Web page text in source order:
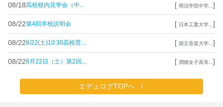
08/18高校校内見学会（中... [ 明治学院中学... ]
08/22第4回学校説明会 [ 日本工業大学... ]
08/228/22(土)10:30高校普... [ 国立音楽大学... ]
08/228月22日（土）第2回... [ 潤徳女子高等... ]
エデュログTOPへ